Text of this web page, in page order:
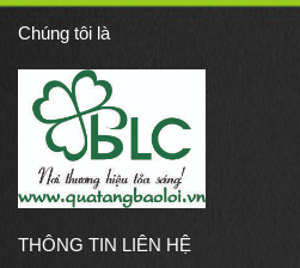
Chúng tôi là
THÔNG TIN LIÊN HỆ